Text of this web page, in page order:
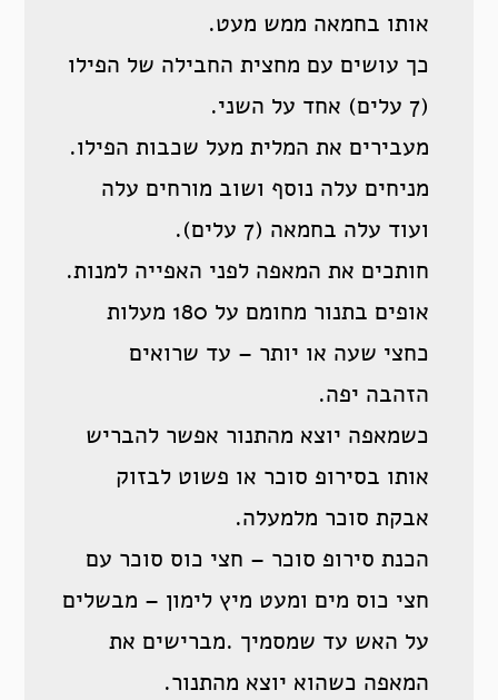
אותו בחמאה ממש מעט.
כך עושים עם מחצית החבילה של הפילו
(7 עלים) אחד על השני.
מעבירים את המלית מעל שכבות הפילו.
מניחים עלה נוסף ושוב מורחים עלה
ועוד עלה בחמאה (7 עלים).
חותכים את המאפה לפני האפייה למנות.
אופים בתנור מחומם על 180 מעלות
כחצי שעה או יותר – עד שרואים
הזהבה יפה.
כשמאפה יוצא מהתנור אפשר להבריש
אותו בסירופ סוכר או פשוט לבזוק
אבקת סוכר מלמעלה.
הכנת סירופ סוכר – חצי כוס סוכר עם
חצי כוס מים ומעט מיץ לימון – מבשלים
על האש עד שמסמיך .מברישים את
המאפה כשהוא יוצא מהתנור.